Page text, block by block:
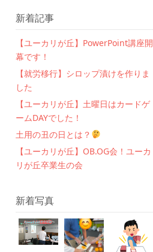
新着記事
【ユーカリが丘】PowerPoint講座開
幕です！
【就労移行】シロップ漬けを作りま
した
【ユーカリが丘】土曜日はカードゲ
ームDAYでした！
土用の丑の日とは？
【ユーカリが丘】OB.OG会！ユーカ
リが丘卒業生の会
新着写真